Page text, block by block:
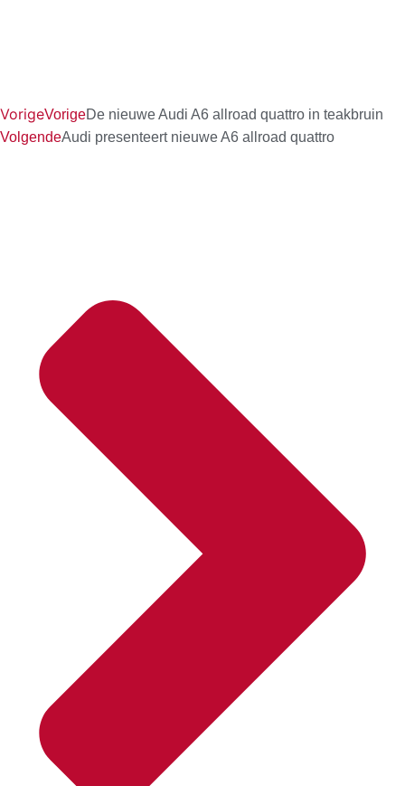
VorigeVorigeDe nieuwe Audi A6 allroad quattro in teakbruin
VolgendeAudi presenteert nieuwe A6 allroad quattro